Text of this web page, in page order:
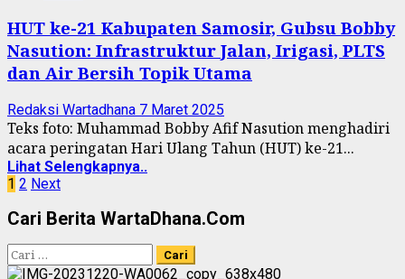
HUT ke-21 Kabupaten Samosir, Gubsu Bobby
Nasution: Infrastruktur Jalan, Irigasi, PLTS
dan Air Bersih Topik Utama
Redaksi Wartadhana 7 Maret 2025
Teks foto: Muhammad Bobby Afif Nasution menghadiri
acara peringatan Hari Ulang Tahun (HUT) ke-21...
Lihat Selengkapnya..
Paginasi
pos
1 2 Next
Cari Berita WartaDhana.Com
Cari
untuk: